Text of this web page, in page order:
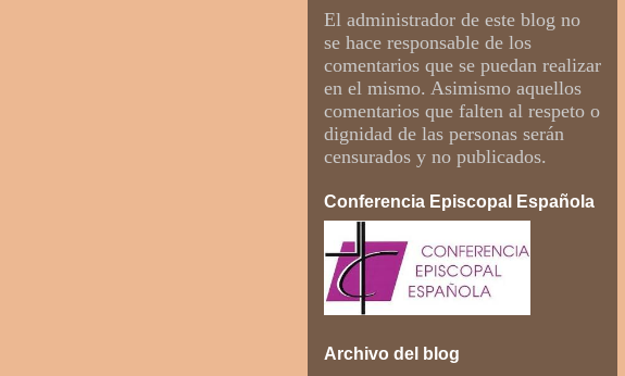
El administrador de este blog no
se hace responsable de los
comentarios que se puedan realizar
en el mismo. Asimismo aquellos
comentarios que falten al respeto o
dignidad de las personas serán
censurados y no publicados.
Conferencia Episcopal Española
Archivo del blog